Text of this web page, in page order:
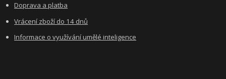
Doprava a platba
Vrácení zboží do 14 dnů
Informace o využívání umělé inteligence